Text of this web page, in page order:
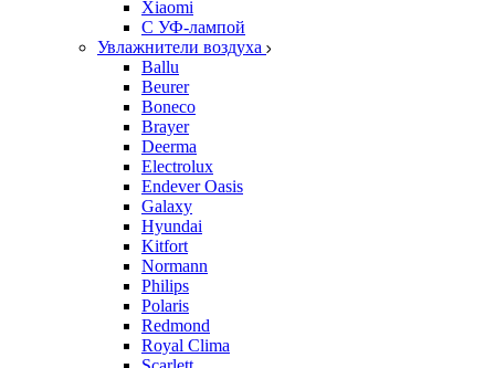
Xiaomi
С УФ-лампой
Увлажнители воздуха
Ballu
Beurer
Boneco
Brayer
Deerma
Electrolux
Endever Oasis
Galaxy
Hyundai
Kitfort
Normann
Philips
Polaris
Redmond
Royal Clima